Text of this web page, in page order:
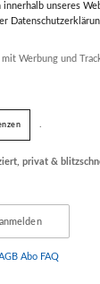
BEITRAG
BEITRAG
unseres
Werbung und
privat &
Abo FAQ